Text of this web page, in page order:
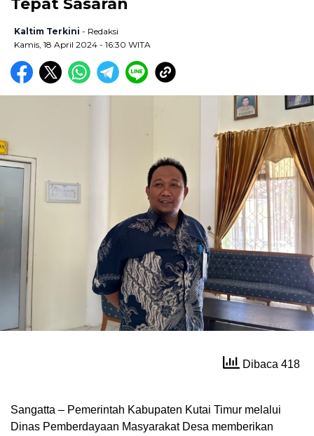
Tepat Sasaran
Kaltim Terkini - Redaksi
Kamis, 18 April 2024 - 16:30 WITA
Dibaca 418
Sangatta – Pemerintah Kabupaten Kutai Timur melalui
Dinas Pemberdayaan Masyarakat Desa memberikan